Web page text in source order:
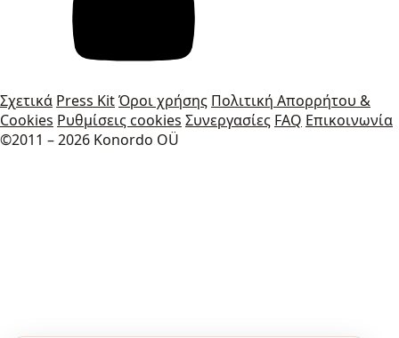
Σχετικά Press KitΌροι χρήσης Πολιτική Απορρήτου &
Cookies Ρυθμίσεις cookies Συνεργασίες FAQ Επικοινωνία
©2011 – 2026 Konordo OÜ